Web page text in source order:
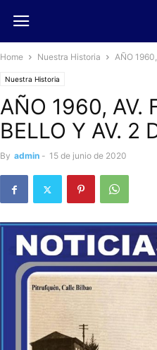
Home Nuestra Historia AÑO
Nuestra Historia
AÑO 1960, AV.
BELLO Y AV. 2
By admin - 15 de junio de 2020